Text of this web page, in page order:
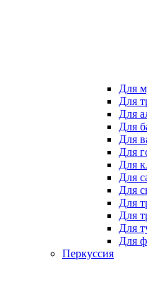
Для
Для
Для
Для
Для
Для
Для
Для
Для
Для
Для
Для
Для
Перкуссия